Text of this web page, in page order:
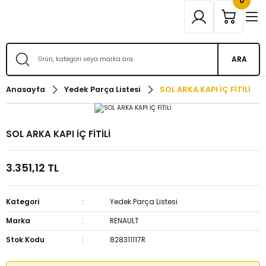
ARA
Anasayfa Yedek Parça Listesi SOL ARKA KAPI İÇ FİTİLİ
SOL ARKA KAPI İÇ FİTİLİ
3.351,12 TL
Kategori
Yedek Parça Listesi
Marka
RENAULT
Stok Kodu
828311117R